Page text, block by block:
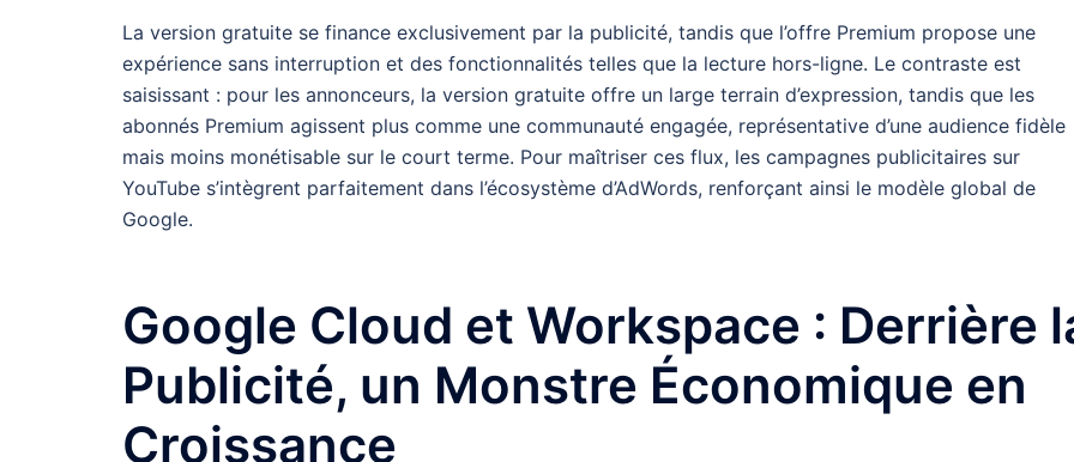
La version gratuite se finance exclusivement par la publicité, tandis que l’offre Premium propose une
expérience sans interruption et des fonctionnalités telles que la lecture hors-ligne. Le contraste est
saisissant : pour les annonceurs, la version gratuite offre un large terrain d’expression, tandis que les
abonnés Premium agissent plus comme une communauté engagée, représentative d’une audience fidèle
mais moins monétisable sur le court terme. Pour maîtriser ces flux, les campagnes publicitaires sur
YouTube s’intègrent parfaitement dans l’écosystème d’AdWords, renforçant ainsi le modèle global de
Google.
Google Cloud et Workspace : Derrière
Publicité, un Monstre Économique en
Croissance